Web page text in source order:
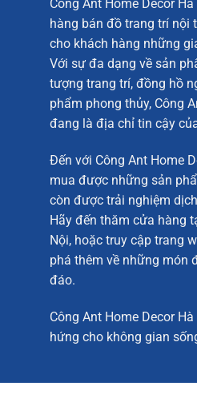
Mô Hình Trang Trí
Chim Hồng Hạc Pha
Tượng Ngựa Gắn Đá
Decor Hoa Pha Lê 4
Mô Hình Đôi Chim
Công Ant Home Decor
hàng bán đồ trang trí nội
cho khách hàng những
Với sự đa dạng về sản
tượng trang trí, đồng hồ
phẩm phong thủy, Công
đang là địa chỉ tin cậy
Đến với Công Ant Home
mua được những sản
còn được trải nghiệm
Hãy đến thăm cửa hàng
Nội, hoặc truy cập trang
phá thêm về những món
đáo.
Công Ant Home Decor
hứng cho không gian